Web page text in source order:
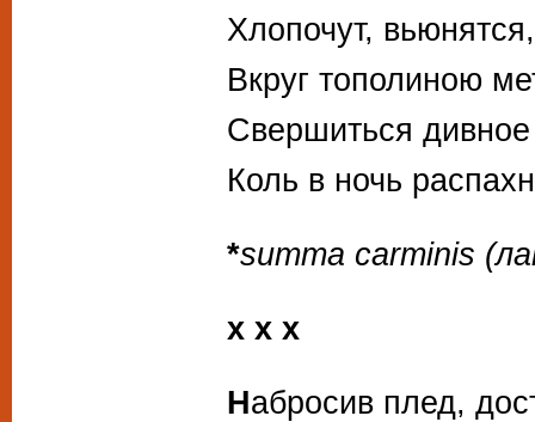
Хлопочут,
Вкруг тополиною
Свершиться
Коль в ночь
*summa carminis
х х х
Набросив плед,